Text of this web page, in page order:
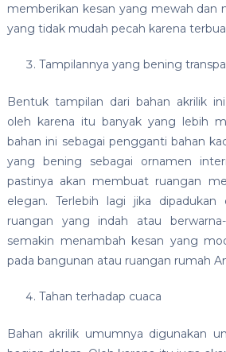
memberikan kesan yang mewah dan
yang tidak mudah pecah karena
Tampilannya yang bening
Bentuk tampilan dari bahan akrilik
oleh karena itu banyak yang lebih
bahan ini sebagai pengganti bahan
yang bening sebagai ornamen
pastinya akan membuat ruangan
elegan. Terlebih lagi jika dipadukan
ruangan yang indah atau
semakin menambah kesan yang
pada bangunan atau ruangan rumah
Tahan terhadap cuaca
Bahan akrilik umumnya digunakan